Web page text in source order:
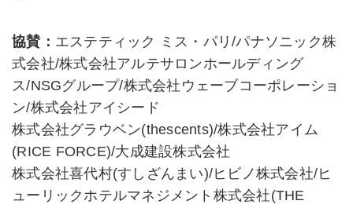
協賛： エステティック ミス・パリ/パナソニック株
式会社/株式会社アルテサロンホールディング
ス/NSGグループ/株式会社ウェーブコーポレーショ
ン/株式会社アイシード
株式会社グラウベン(thescents)/株式会社アイム
(RICE FORCE)/大成建設株式会社
株式会社喜代村(すしざんまい)/ヒビノ株式会社/ヒ
ューリックホテルマネジメント株式会社(THE